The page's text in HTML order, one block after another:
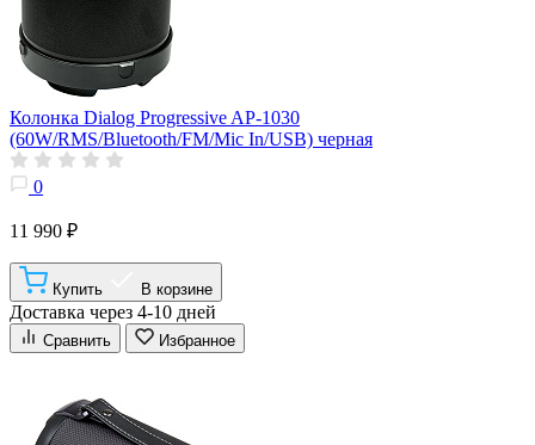
Колонка Dialog Progressive AP-1030
(60W/RMS/Bluetooth/FM/Mic In/USB) черная
0
11 990 ₽
Купить В корзине
Доставка через 4-10 дней
Сравнить Избранное